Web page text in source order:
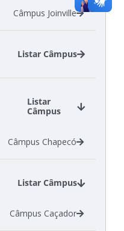
Câmpus Joinville
Listar Câmpus
Florianópolis
Câmpus São Carlos
Listar
Câmpus
Câmpus Chapecó
Listar Câmpus
Câmpus Caçador